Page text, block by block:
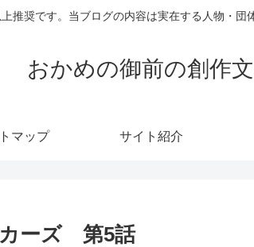
推奨です。当ブログの内容は実在する人物・団
おかめの御前の創作
マップ サイト紹介
カーズ 第5話